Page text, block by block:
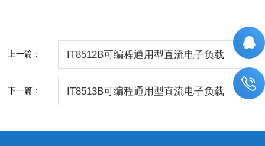
上一篇： IT8512B可编程通用型直流电子负载
下一篇： IT8513B可编程通用型直流电子负载